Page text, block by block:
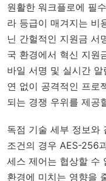
원활한 워크플로에 필
라 등급이 매겨지는 비
닌 간헐적인 지원금 서
국 환경에서 혁신 지원
바일 서명 및 실시간
연 없이 공격적인 프로
되는 경쟁 우위를 제공
독점 기술 세부 정보와
조건의 경우 AES-256
세스 제어는 협상할 수
환경에 미치는 영향을